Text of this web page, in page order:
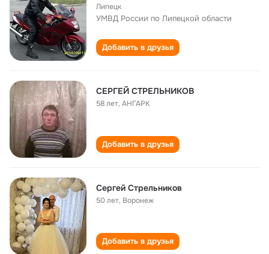
Липецк
УМВД России по Липецкой области
Добавить в друзья
СЕРГЕЙ СТРЕЛЬНИКОВ
58 лет,АНГАРК
Добавить в друзья
Сергей Стрельников
50 лет, Воронеж
Добавить в друзья